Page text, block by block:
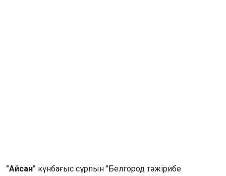
"Айсан" күнбағыс сұрпын "Белгород тәжірибе